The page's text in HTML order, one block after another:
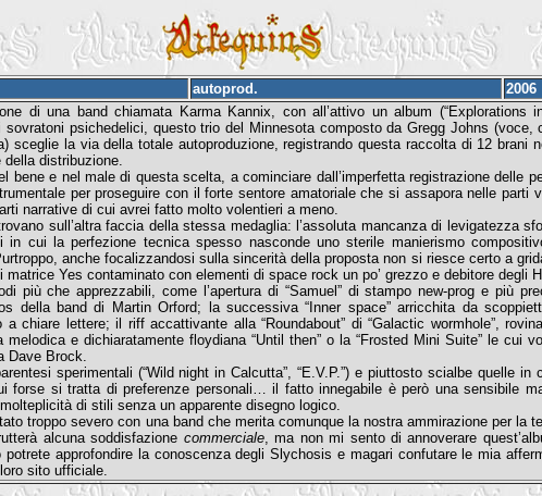
autoprod. 2006
di una band chiamata Karma Kannix, con all’attivo un album
sovratoni psichedelici, questo trio del Minnesota composto da Gregg Johns
sceglie la via della totale autoproduzione, registrando questa raccolta di 12 brani
della distribuzione.
bene e nel male di questa scelta, a cominciare dall’imperfetta registrazione delle
per proseguire con il forte sentore amatoriale che si assapora nelle parti
narrative di cui avrei fatto molto volentieri a meno.
sull’altra faccia della stessa medaglia: l’assoluta mancanza di levigatezza
cui la perfezione tecnica spesso nasconde uno sterile manierismo
anche focalizzandosi sulla sincerità della proposta non si riesce certo a
matrice Yes contaminato con elementi di space rock un po’ grezzo e debitore degli
più che apprezzabili, come l’apertura di “Samuel” di stampo new-prog e più
della band di Martin Orford; la successiva “Inner space” arricchita da
a chiare lettere; il riff accattivante alla “Roundabout” di “Galactic wormhole”,
e dichiaratamente floydiana “Until then” o la “Frosted Mini Suite” le cui
Dave Brock.
sperimentali (“Wild night in Calcutta”, “E.V.P.”) e piuttosto scialbe quelle in
forse si tratta di preferenze personali… il fatto innegabile è però una sensibile
di stili senza un apparente disegno logico.
troppo severo con una band che merita comunque la nostra ammirazione per la
alcuna soddisfazione commerciale, ma non mi sento di annoverare
approfondire la conoscenza degli Slychosis e magari confutare le mia
sito ufficiale.